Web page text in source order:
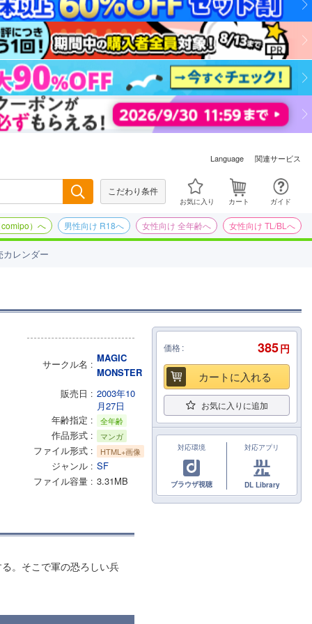
Language 関連サービス
こだわり条件
お気に入り カート ガイド
）へ 男性向け R18へ 女性向け 全年齢へ 女性向け TL/BLへ
カレンダー
サークル名
MAGIC
MONSTER
販売日
2003年10
月27日
年齢指定
全年齢
作品形式 マンガ
ファイル形式 HTML+画像
ジャンル
SF
ファイル容量
3.31MB
。そこで軍の恐ろしい兵
価格 385円
カートに入れる
お気に入りに追加
対応環境
ブラウザ視聴
対応アプリ
DL Library